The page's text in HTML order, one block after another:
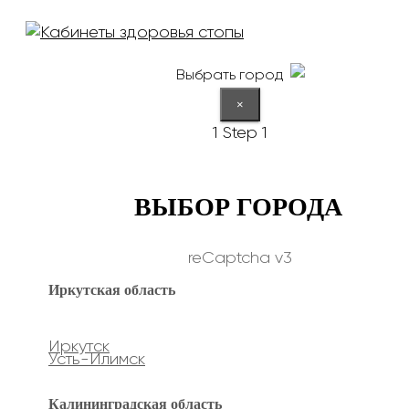
Выбрать город
×
1 Step 1
ВЫБОР ГОРОДА
reCaptcha v3
Иркутская область
Иркутск
Усть-Илимск
Калининградская область